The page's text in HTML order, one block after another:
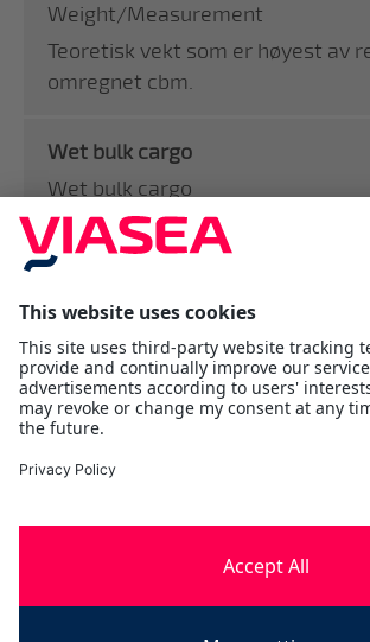
Weight/Measurement
Teoretisk vekt som er høyest av
omregnet cbm.
Wet bulk cargo
Wet bulk cargo
Våt last som skipes uten
olje, bensin
Viasea Shipping AS
Værftsgata 1 C
1511 Moss
Tlf:+47 69 25 70 00
contact@viasea.com